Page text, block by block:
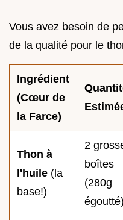
Vous avez besoin de
de la qualité pour le
Ingrédient
(Cœur de
la Farce)
Thon à
l'huile (la
base!)
2
boîtes
(280g
égoutté)